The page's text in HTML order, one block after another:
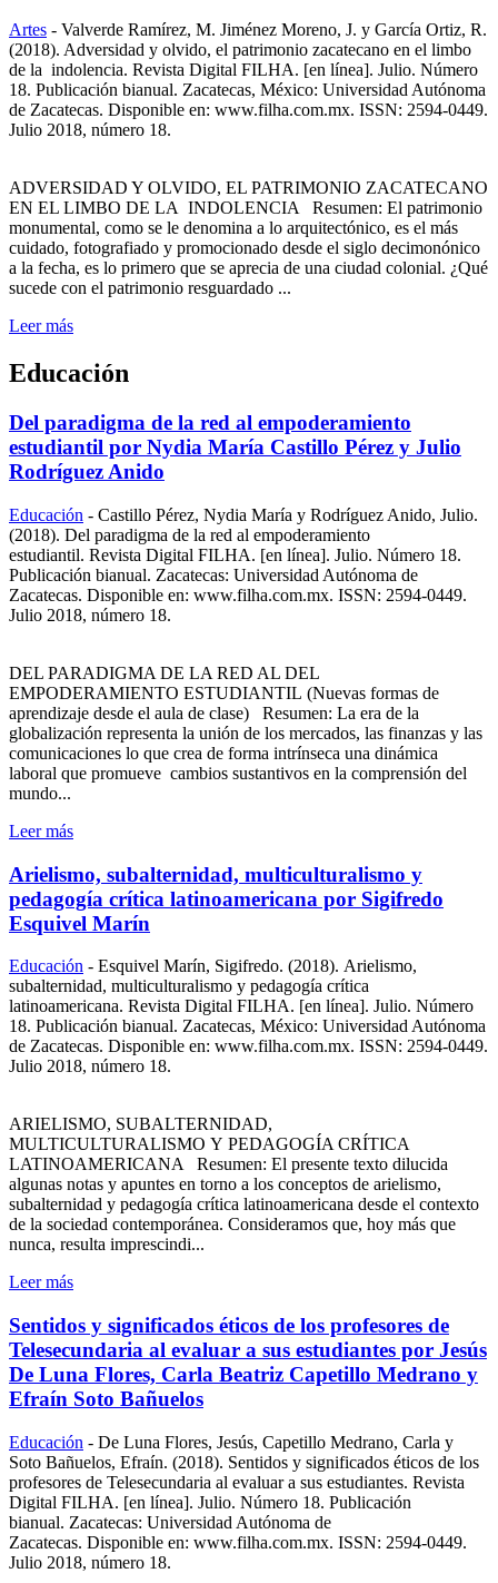
Artes - Valverde Ramírez, M. Jiménez Moreno, J. y García Ortiz, R.
(2018). Adversidad y olvido, el patrimonio zacatecano en el limbo
de la indolencia. Revista Digital FILHA. [en línea]. Julio. Número
18. Publicación bianual. Zacatecas, México: Universidad Autónoma
de Zacatecas. Disponible en: www.filha.com.mx. ISSN: 2594-0449.
Julio 2018, número 18.
ADVERSIDAD Y OLVIDO, EL PATRIMONIO ZACATECANO
EN EL LIMBO DE LA INDOLENCIA Resumen: El patrimonio
monumental, como se le denomina a lo arquitectónico, es el más
cuidado, fotografiado y promocionado desde el siglo decimonónico
a la fecha, es lo primero que se aprecia de una ciudad colonial. ¿Qué
sucede con el patrimonio resguardado ...
Leer más
Educación
Del paradigma de la red al empoderamiento
estudiantil por Nydia María Castillo Pérez y Julio
Rodríguez Anido
Educación - Castillo Pérez, Nydia María y Rodríguez Anido, Julio.
(2018). Del paradigma de la red al empoderamiento
estudiantil. Revista Digital FILHA. [en línea]. Julio. Número 18.
Publicación bianual. Zacatecas: Universidad Autónoma de
Zacatecas. Disponible en: www.filha.com.mx. ISSN: 2594-0449.
Julio 2018, número 18.
DEL PARADIGMA DE LA RED AL DEL
EMPODERAMIENTO ESTUDIANTIL (Nuevas formas de
aprendizaje desde el aula de clase) Resumen: La era de la
globalización representa la unión de los mercados, las finanzas y las
comunicaciones lo que crea de forma intrínseca una dinámica
laboral que promueve cambios sustantivos en la comprensión del
mundo...
Leer más
Arielismo, subalternidad, multiculturalismo y
pedagogía crítica latinoamericana por Sigifredo
Esquivel Marín
Educación - Esquivel Marín, Sigifredo. (2018). Arielismo,
subalternidad, multiculturalismo y pedagogía crítica
latinoamericana. Revista Digital FILHA. [en línea]. Julio. Número
18. Publicación bianual. Zacatecas, México: Universidad Autónoma
de Zacatecas. Disponible en: www.filha.com.mx. ISSN: 2594-0449.
Julio 2018, número 18.
ARIELISMO, SUBALTERNIDAD,
MULTICULTURALISMO Y PEDAGOGÍA CRÍTICA
LATINOAMERICANA Resumen: El presente texto dilucida
algunas notas y apuntes en torno a los conceptos de arielismo,
subalternidad y pedagogía crítica latinoamericana desde el contexto
de la sociedad contemporánea. Consideramos que, hoy más que
nunca, resulta imprescindi...
Leer más
Sentidos y significados éticos de los profesores de
Telesecundaria al evaluar a sus estudiantes por Jesús
De Luna Flores, Carla Beatriz Capetillo Medrano y
Efraín Soto Bañuelos
Educación - De Luna Flores, Jesús, Capetillo Medrano, Carla y
Soto Bañuelos, Efraín. (2018). Sentidos y significados éticos de los
profesores de Telesecundaria al evaluar a sus estudiantes. Revista
Digital FILHA. [en línea]. Julio. Número 18. Publicación
bianual. Zacatecas: Universidad Autónoma de
Zacatecas. Disponible en: www.filha.com.mx. ISSN: 2594-0449.
Julio 2018, número 18.